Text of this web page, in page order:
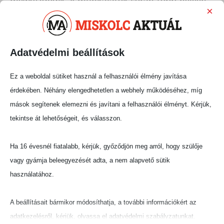
mélyalapozási feladatokat végeznek, egyes
szakaszokon akár mínusz hat méteres
épület történeti értékeinek megőrzésére. A
szakemberek mintegy százéves, a 20. század
első feléből származó díszítőfestéseket is
feltártak, amelyeket rekonstruálnak, majd
számára.
A tervek szerint az épületben helyet kap egy
éttermet szolgálja majd ki. Az étterem
homlokzata a Széchenyi utca felé néz, így a
Adatvédelmi beállítások
×
Ez a weboldal sütiket használ a felhasználói élmény javítása
érdekében. Néhány elengedhetetlen a webhely működéséhez, míg
mások segítenek elemezni és javítani a felhasználói élményt. Kérjük,
tekintse át lehetőségeit, és válasszon.
Ha 16 évesnél fiatalabb, kérjük, győződjön meg arról, hogy szülője
vagy gyámja beleegyezését adta, a nem alapvető sütik
használatához.
A beállításait bármikor módosíthatja, a további információkért az
adatkezelésről, kérjük, olvassa el adatvédelmi szabályzatunkat.